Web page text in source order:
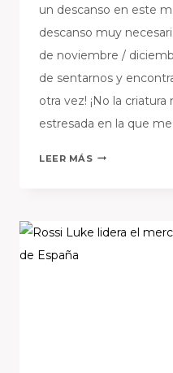
un descanso en este
descanso muy
de noviembre /
de sentarnos y
otra vez! ¡No la
estresada en la que
LEER MÁS ¡FLORIUM
UN